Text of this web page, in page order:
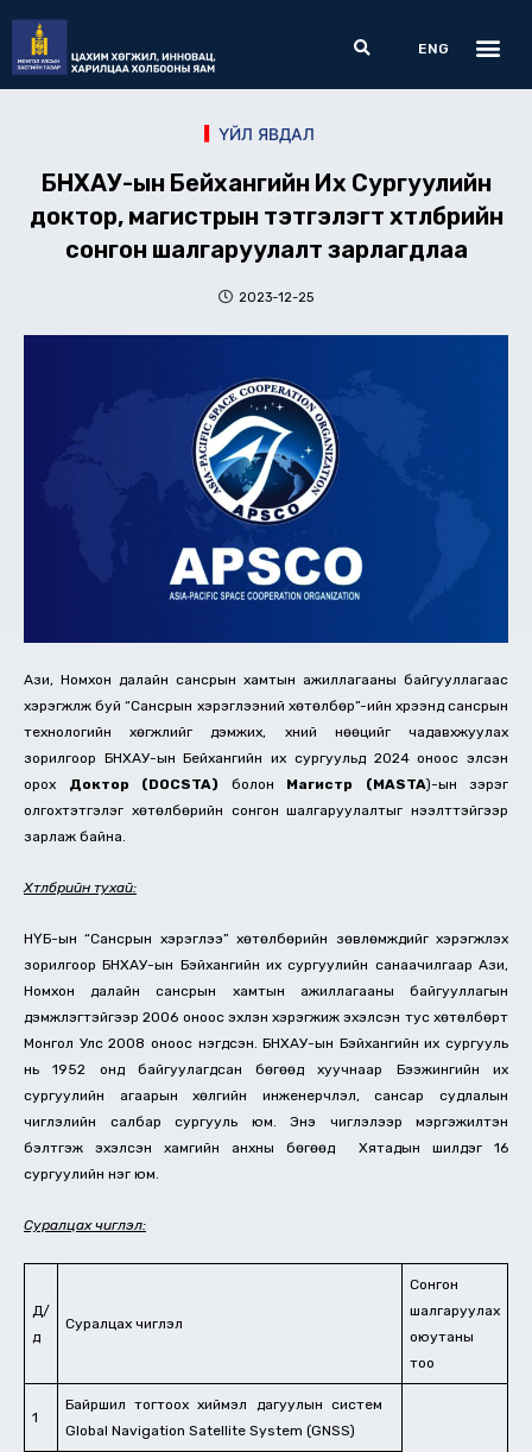
content
Search
ENG
ҮЙЛ ЯВДАЛ
БНХАУ-ын Бейхангийн Их Сургуулийн
доктор, магистрын тэтгэлэгт хөтөлбөрийн
сонгон шалгаруулалт зарлагдлаа
2023-12-25
Ази, Номхон далайн сансрын хамтын ажиллагааны байгууллагаас
хэрэгжүүлж буй “Сансрын хэрэглээний хөтөлбөр”-ийн хүрээнд сансрын
технологийн хөгжлийг дэмжих, хүний нөөцийг чадавхжуулах
зорилгоор БНХАУ-ын Бейхангийн их сургуульд 2024 оноос элсэн
орох
Доктор (DOCSTA) болон Магистр (MASTA)-ын зэрэг
олгохтэтгэлэг хөтөлбөрийн сонгон шалгаруулалтыг нээлттэйгээр
зарлаж байна.
Хөтөлбөрийн тухай:
НҮБ-ын “Сансрын хэрэглээ” хөтөлбөрийн зөвлөмжүүдийг хэрэгжүүлэх
зорилгоор БНХАУ-ын Бэйхангийн их сургуулийн санаачилгаар Ази,
Номхон далайн сансрын хамтын ажиллагааны байгууллагын
дэмжлэгтэйгээр 2006 оноос эхлэн хэрэгжиж эхэлсэн тус хөтөлбөрт
Монгол Улс 2008 оноос нэгдсэн. БНХАУ-ын Бэйхангийн их сургууль
нь 1952 онд байгуулагдсан бөгөөд хуучнаар Бээжингийн их
сургуулийн агаарын хөлгийн инженерчлэл, сансар судлалын
чиглэлийн салбар сургууль юм. Энэ чиглэлээр мэргэжилтэн
бэлтгэж эхэлсэн хамгийн анхны бөгөөд Хятадын шилдэг 16
сургуулийн нэг юм.
Суралцах чиглэл:
Д/
д
Суралцах чиглэл
Сонгон
шалгаруулах
оюутаны
тоо
1
Байршил тогтоох хиймэл дагуулын систем
Global Navigation Satellite System (GNSS)